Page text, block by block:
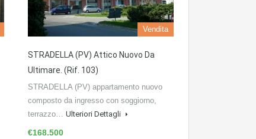
Vendita
STRADELLA (PV) Attico Nuovo Da
Ultimare. (rif. 103)
STRADELLA (PV) appartamento nuovo
composto da ingresso con soggiorno,
terrazzo… Ulteriori Dettagli
€168.500